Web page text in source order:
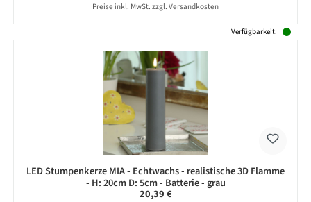
Preise inkl. MwSt. zzgl. Versandkosten
Verfügbarkeit:
LED Stumpenkerze MIA - Echtwachs - realistische 3D Flamme
- H: 20cm D: 5cm - Batterie - grau
Regulärer Preis:
20,39 €